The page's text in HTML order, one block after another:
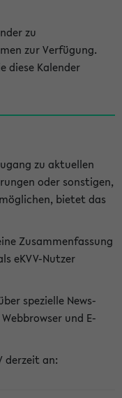
zu
zur Verfügung.
diese Kalender
zu aktuellen
oder sonstigen,
bietet das
Zusammenfassung
eKVV-Nutzer
spezielle News-
und E-
derzeit an: